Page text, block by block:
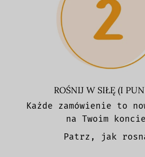
ROŚNIJ W SIŁĘ (I
Każde zamówienie to
na Twoim
Patrz, jak